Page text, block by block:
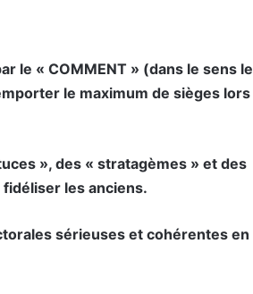
le « COMMENT » (dans le sens le
le maximum de sièges lors
», des « stratagèmes » et des
les anciens.
sérieuses et cohérentes en